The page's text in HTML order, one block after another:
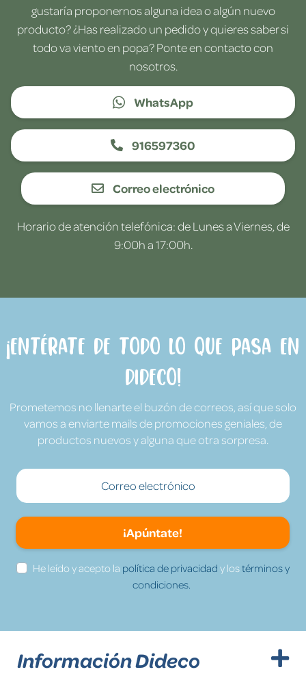
gustaría proponernos alguna idea o algún nuevo
producto? ¿Has realizado un pedido y quieres saber si
todo va viento en popa? Ponte en contacto con
nosotros.
WhatsApp
916597360
Correo electrónico
Horario de atención telefónica: de Lunes a Viernes, de
9:00h a 17:00h.
¡Entérate de todo lo que pasa en
Dideco!
Prometemos no llenarte el buzón de correos, así que solo
vamos a enviarte mails de promociones geniales, de
productos nuevos y alguna que otra sorpresa.
¡Apúntate!
He leído y acepto la política de privacidad y lostérminos y
condiciones.
Información Dideco